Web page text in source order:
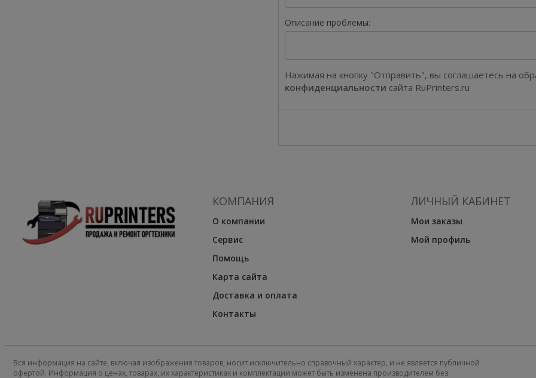
Описание проблемы:
Нажимая на кнопку "Отправить", вы соглашаетесь на
конфиденциальности сайта RuPrinters.ru
КОМПАНИЯ
О компании
Сервис
Помощь
Карта сайта
Доставка и оплата
Контакты
ЛИЧНЫЙ КАБИНЕТ
Мои заказы
Мой профиль
Вся информация на сайте, включая изображения товаров, носит исключительно справочный характер, и не является публичной
офертой. Информация о ценах, товарах, их характеристиках и комплектации может быть изменена производителем без